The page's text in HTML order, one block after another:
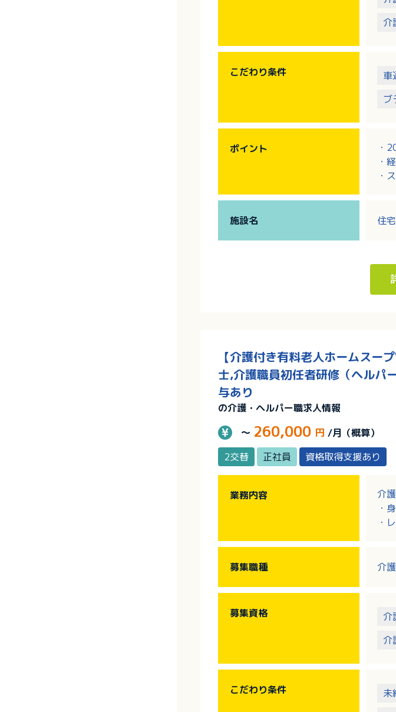
年
介
こだわり条件 車
ブ
ポイント
・
・
・
施設名
住
【介護付き有料老人ホームス
士,介護職員初任者研修（ヘルパ
与あり
の介護・ヘルパー職求人情報
～ 260,000 円 /月（概算）
2交替
正社員 資格取得支援あり
業務内容
介
・
・
追
募集職種 介
募集資格 介
介
こだわり条件 未